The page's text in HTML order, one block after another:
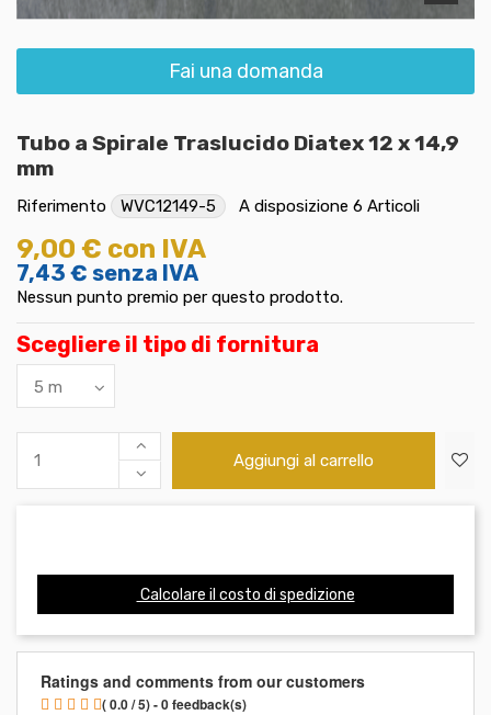
Fai una domanda
Tubo a Spirale Traslucido Diatex 12 x 14,9
mm
Riferimento WVC12149-5 A disposizione 6 Articoli
9,00 € con IVA
7,43 € senza IVA
Nessun punto premio per questo prodotto.
Scegliere il tipo di fornitura
Aggiungi al carrello
Calcolare il costo di spedizione
Ratings and comments from our customers
( 0.0 / 5) - 0 feedback(s)